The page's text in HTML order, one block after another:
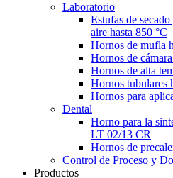
Laboratorio
Estufas de
aire hasta 850 °C
Hornos de mufla
Hornos de
Hornos de alta
Hornos tubulares
Hornos para
Dental
Horno para la
LT 02/13 CR
Hornos de
Control de Proceso y
Productos